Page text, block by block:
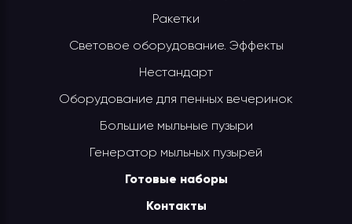
Ракетки
Световое оборудование. Эффекты
Нестандарт
Оборудование для пенных вечеринок
Большие мыльные пузыри
Генератор мыльных пузырей
Готовые наборы
Контакты